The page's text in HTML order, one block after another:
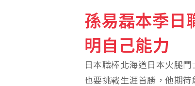
藥華藥：AOP仲
搶搭令和8年8月8
孫易磊本季
明自己能力
日本職棒北海道日本火腿
也要挑戰生涯首勝，他期